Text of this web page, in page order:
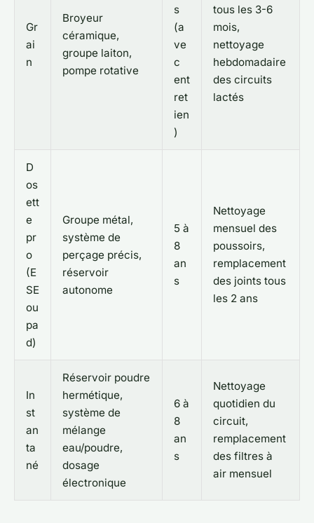
Gr
ai
n
Broyeur
céramique,
groupe laiton,
pompe rotative
s
(a
ve
c
ent
ret
ien
)
tous les 3-6
mois,
nettoyage
hebdomadaire
des circuits
lactés
D
os
ett
e
pr
o
(E
SE
ou
pa
d)
Groupe métal,
système de
perçage précis,
réservoir
autonome
5 à
8
an
s
Nettoyage
mensuel des
poussoirs,
remplacement
des joints tous
les 2 ans
In
st
an
ta
né
Réservoir poudre
hermétique,
système de
mélange
eau/poudre,
dosage
électronique
6 à
8
an
s
Nettoyage
quotidien du
circuit,
remplacement
des filtres à
air mensuel